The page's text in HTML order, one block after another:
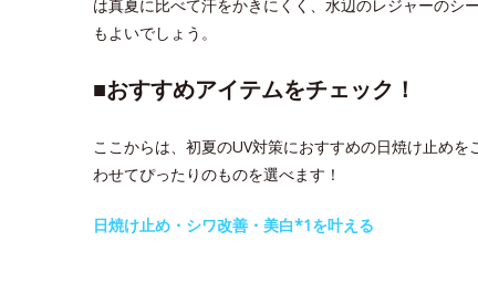
は真夏に比べて汗をかきにくく、水辺のレジャーのシ
もよいでしょう。
■おすすめアイテムをチェック！
ここからは、初夏のUV対策におすすめの日焼け止め
わせてぴったりのものを選べます！
日焼け止め・シワ改善・美白*1を叶える